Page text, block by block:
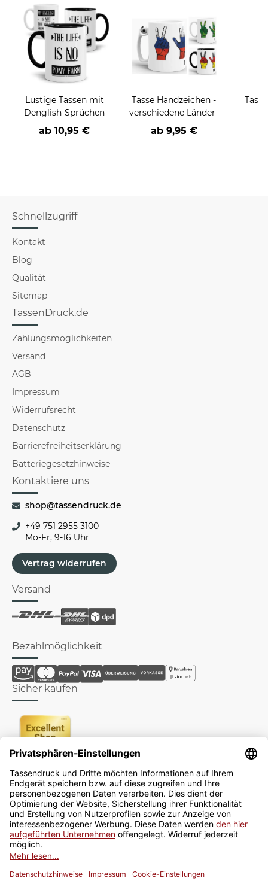
Lustige Tassen mit
Denglish-Sprüchen
ab 10,95 €
Tasse Handzeichen -
verschiedene Länder-
ab 9,95 €
Schnellzugriff
Kontakt
Blog
Qualität
Sitemap
TassenDruck.de
Zahlungsmöglichkeiten
Versand
AGB
Impressum
Widerrufsrecht
Datenschutz
Barrierefreiheitserklärung
Batteriegesetzhinweise
Kontaktiere uns
shop@tassendruck.de
+49 751 2955 3100
Mo-Fr, 9-16 Uhr
Vertrag widerrufen
Versand
Bezahlmöglichkeit
Sicher kaufen
Newsletter